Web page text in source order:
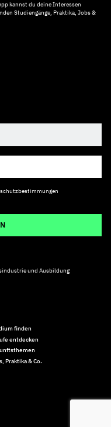
kannst du deine Interessen
Studiengänge, Praktika, Jobs &
und Ausbildung
finden
entdecken
Praktika & Co.